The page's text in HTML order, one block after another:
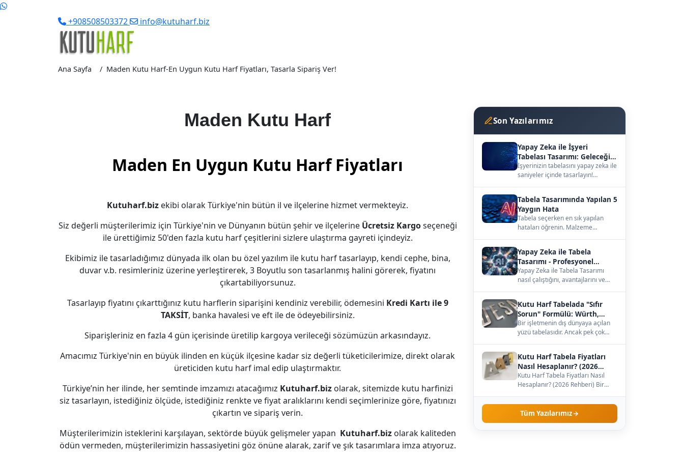
+908508503372 info@kutuharf.biz
Ana Sayfa Maden Kutu Harf-En Uygun Kutu Harf Fiyatları, Tasarla Sipariş Ver!
Maden Kutu Harf
Maden En Uygun Kutu Harf Fiyatları
Kutuharf.biz ekibi olarak Türkiye'nin bütün il ve ilçelerine hizmet vermekteyiz.
Siz değerli müşterilerimiz için Türkiye'nin ve Dünyanın bütün şehir ve ilçelerine Ücretsiz Kargoseçeneği
ile ürettiğimiz 50'den fazla kutu harf çeşitlerini sizlere ulaştırma gayreti içindeyiz.
Ekibimiz ile tasarladığımız dünyada ilk olan bu özel yazılım ile kutu harf tasarlayıp, kendi cephe, bina,
duvar v.b. resimleriniz üzerine yerleştirerek, 3 Boyutlu son tasarlanmış halini görerek, fiyatını
çıkartabiliyorsunuz.
Tasarlayıp fiyatını çıkarttığınız kutu harflerin siparişini kendiniz verebilir, ödemesini Kredi Kartı ile 9
TAKSİT, banka havalesi ve eft ile de ödeyebilirsiniz.
Siparişleriniz en fazla 4 gün içerisinde üretilip kargoya verileceği sözümüzün arkasındayız.
Amacımız Türkiye'nin en büyük ilinden en küçük ilçesine kadar siz değerli tüketicilerimize, direkt olarak
üreticiden kutu harf imal edip ulaştırmaktır.
Türkiye’nin her ilinde, her semtinde imzamızı atacağımız Kutuharf.bizolarak, sitemizde kutu harfinizi
siz tasarlayın, istediğiniz ölçüde, istediğiniz renkte ve fiyat aralıklarını kendi seçimlerinize göre, fiyatınızı
çıkartın ve sipariş verin.
Müşterilerimizin isteklerini karşılayan, sektörde büyük gelişmeler yapan Kutuharf.bizolarak kaliteden
ödün vermeden, müşterilerimizin hassasiyetini göz önüne alarak, zarif ve şık tasarımlara imza atıyoruz.
Son Yazılarımız
Yapay Zeka ile İşyeri
Tabelası Tasarımı: Geleceğin
Vitrini
İşyerinizin tabelasını yapay zeka ile
saniyeler içinde tasarlayın!
Tabela Tasarımında Yapılan 5
Yaygın Hata
Tabela seçerken en sık yapılan
hataları öğrenin. Malzeme
Yapay Zeka ile Tabela
Tasarımı - Profesyonel
Kılavuz
Yapay Zeka ile Tabela Tasarımı
nasıl çalıştığını, avantajlarını ve
Kutu Harf Tabelada "Sıfır
Sorun" Formülü: Würth,
Meanwell ve Samsung İş
Birliği
Bir işletmenin dış dünyaya açılan
yüzü tabelasıdır. Ancak pek çok
Kutu Harf Tabela Fiyatları
Nasıl Hesaplanır? (2026
Rehberi)
Kutu Harf Tabela Fiyatları Nasıl
Hesaplanır? (2026 Rehberi) Bir
yaptırmaya karar…
Tüm Yazılarımız